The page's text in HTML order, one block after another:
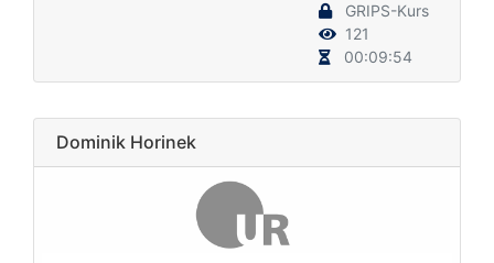
GRIPS-Kurs
121
00:09:54
Dominik Horinek